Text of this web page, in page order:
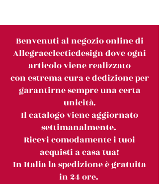
Benvenuti al negozio online di
Allegraeclecticdesign dove ogni
articolo viene realizzato
con estrema cura e dedizione per
garantirne sempre una certa
unicità.
Il catalogo viene aggiornato
settimanalmente.
Ricevi comodamente i tuoi
acquisti a casa tua!
In Italia la spedizione è gratuita
in 24 ore.